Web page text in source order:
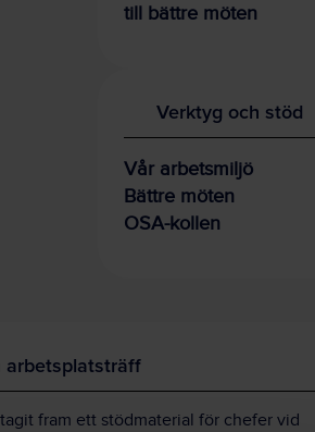
till bättre möten
Verktyg och stöd
Vår arbetsmiljö
Bättre möten
OSA-kollen
arbetsplatsträff
fram ett stödmaterial för chefer vid